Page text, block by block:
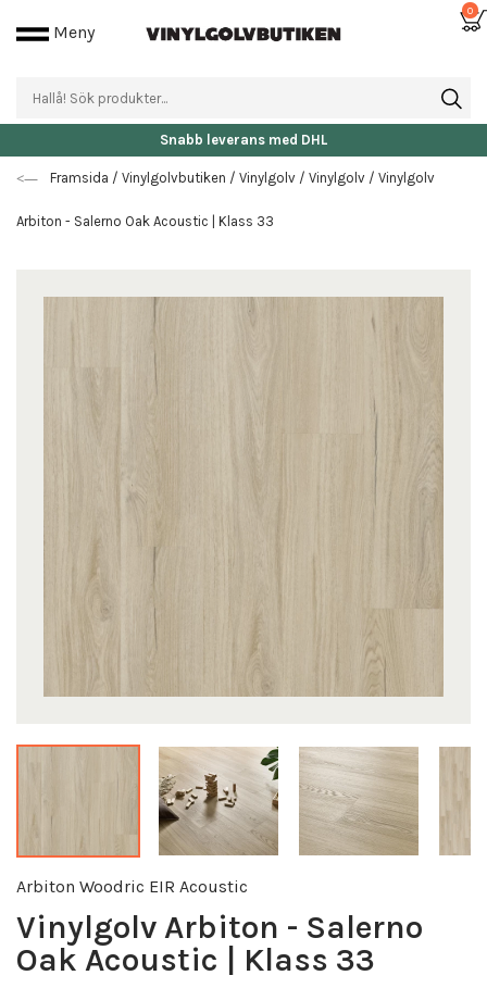
Meny
0
Snabb leverans med DHL
Framsida / Vinylgolvbutiken / Vinylgolv / Vinylgolv / Vinylgolv
Arbiton - Salerno Oak Acoustic | Klass 33
Arbiton Woodric EIR Acoustic
Vinylgolv Arbiton - Salerno
Oak Acoustic | Klass 33